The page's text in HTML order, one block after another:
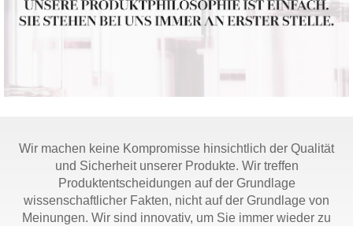
Wir machen keine Kompromisse hinsichtlich der Qualität
und Sicherheit unserer Produkte. Wir treffen
Produktentscheidungen auf der Grundlage
wissenschaftlicher Fakten, nicht auf der Grundlage von
Meinungen. Wir sind innovativ, um Sie immer wieder zu